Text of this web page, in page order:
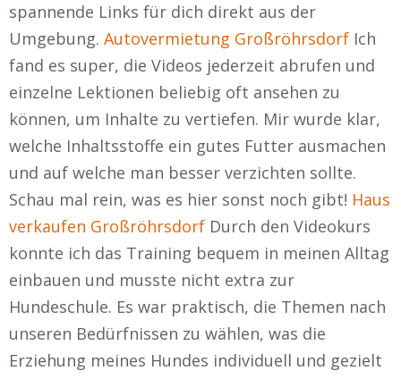
spannende Links für dich direkt aus der
Umgebung. Autovermietung Großröhrsdorf Ich
fand es super, die Videos jederzeit abrufen und
einzelne Lektionen beliebig oft ansehen zu
können, um Inhalte zu vertiefen. Mir wurde klar,
welche Inhaltsstoffe ein gutes Futter ausmachen
und auf welche man besser verzichten sollte.
Schau mal rein, was es hier sonst noch gibt! Haus
verkaufen Großröhrsdorf Durch den Videokurs
konnte ich das Training bequem in meinen Alltag
einbauen und musste nicht extra zur
Hundeschule. Es war praktisch, die Themen nach
unseren Bedürfnissen zu wählen, was die
Erziehung meines Hundes individuell und gezielt